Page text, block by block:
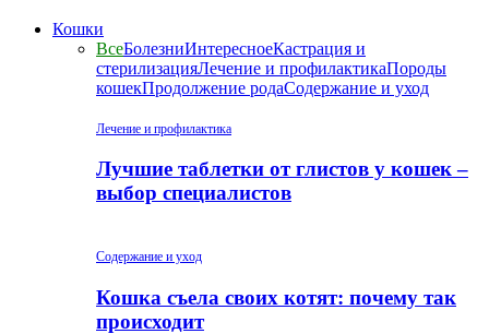
Кошки
ВсеБолезниИнтересноеКастрация и
стерилизацияЛечение и профилактикаПороды
кошекПродолжение родаСодержание и уход
Лечение и профилактика
Лучшие таблетки от глистов у кошек –
выбор специалистов
Содержание и уход
Кошка съела своих котят: почему так
происходит